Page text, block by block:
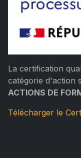
La certification
catégorie d'action
ACTIONS DE
Télécharger le